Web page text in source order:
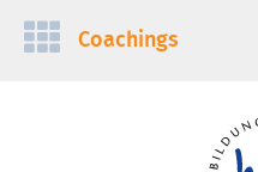
Navigation
Coachings